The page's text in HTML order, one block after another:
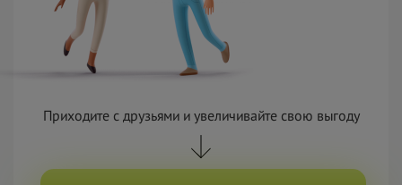
Приходите с друзьями и увеличивайте свою выгоду